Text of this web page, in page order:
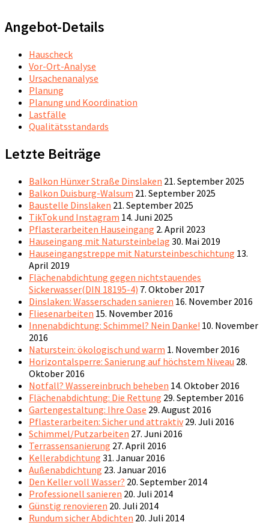
Angebot-Details
Hauscheck
Vor-Ort-Analyse
Ursachenanalyse
Planung
Planung und Koordination
Lastfälle
Qualitätsstandards
Letzte Beiträge
Balkon Hünxer Straße Dinslaken 21. September 2025
Balkon Duisburg-Walsum 21. September 2025
Baustelle Dinslaken 21. September 2025
TikTok und Instagram 14. Juni 2025
Pflasterarbeiten Hauseingang 2. April 2023
Hauseingang mit Natursteinbelag 30. Mai 2019
Hauseingangstreppe mit Natursteinbeschichtung 13.
April 2019
Flächenabdichtung gegen nichtstauendes
Sickerwasser(DIN 18195-4) 7. Oktober 2017
Dinslaken: Wasserschaden sanieren 16. November 2016
Fliesenarbeiten 15. November 2016
Innenabdichtung: Schimmel? Nein Danke! 10. November
2016
Naturstein: ökologisch und warm 1. November 2016
Horizontalsperre: Sanierung auf höchstem Niveau 28.
Oktober 2016
Notfall? Wassereinbruch beheben 14. Oktober 2016
Flächenabdichtung: Die Rettung 29. September 2016
Gartengestaltung: Ihre Oase 29. August 2016
Pflasterarbeiten: Sicher und attraktiv 29. Juli 2016
Schimmel/Putzarbeiten 27. Juni 2016
Terrassensanierung 27. April 2016
Kellerabdichtung 31. Januar 2016
Außenabdichtung 23. Januar 2016
Den Keller voll Wasser? 20. September 2014
Professionell sanieren 20. Juli 2014
Günstig renovieren 20. Juli 2014
Rundum sicher Abdichten 20. Juli 2014